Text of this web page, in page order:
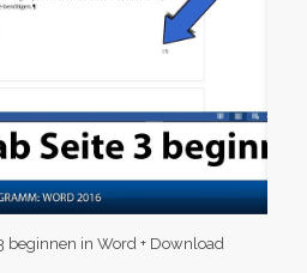
beginnen in Word + Download